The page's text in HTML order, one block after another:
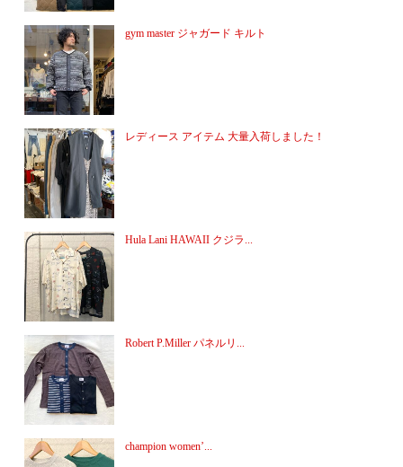
gym master ジャガード キルト
レディース アイテム 大量入荷しました！
Hula Lani HAWAII クジラ...
Robert P.Miller パネルリ...
champion women’...